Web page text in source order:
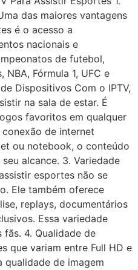
das maiores vantagens
é o acesso a
nacionais e
de futebol,
Fórmula 1, UFC e
Dispositivos Com o IPTV,
na sala de estar. É
favoritos em qualquer
de internet
ou notebook, o conteúdo
alcance. 3. Variedade
esportes não se
Ele também oferece
replays, documentários
Essa variedade
4. Qualidade de
que variam entre Full HD e
qualidade de imagem